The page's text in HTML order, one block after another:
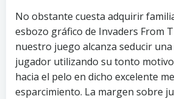
No obstante cuesta adquirir
esbozo gráfico de Invaders From
nuestro juego alcanza seducir
jugador utilizando su tonto
hacia el pelo en dicho excelente
esparcimiento. La margen sobre